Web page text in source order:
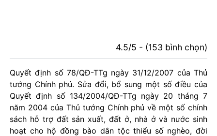
4.5/5 - (153 bình chọn)
Quyết định số 78/QĐ-TTg ngày 31/12/2007 của Thủ
tướng Chính phủ. Sửa đổi, bổ sung một số điều của
Quyết định số 134/2004/QĐ-TTg ngày 20 tháng 7
năm 2004 của Thủ tướng Chính phủ về một số chính
sách hỗ trợ đất sản xuất, đất ở, nhà ở và nước sinh
hoạt cho hộ đồng bào dân tộc thiểu số nghèo, đời